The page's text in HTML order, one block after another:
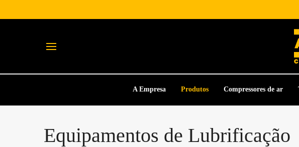
A Empresa Produtos Compressores de ar
Equipamentos de Lubrificação